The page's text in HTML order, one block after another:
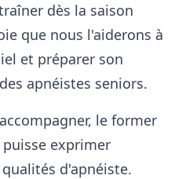
dès la saison
que nous l'aiderons à
et préparer son
apnéistes seniors.
le former
exprimer
d'apnéiste.